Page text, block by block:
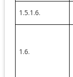
1.5.1.6.
1.6.